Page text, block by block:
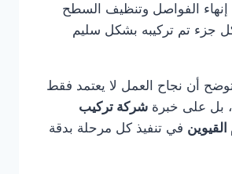
إنهاء الفواصل وتنظيف السطح
جزء تم تركيبه بشكل سليم
أن نجاح العمل لا يعتمد فقط
بل على خبرة شركة تركيب
في تنفيذ كل مرحلة بدقة